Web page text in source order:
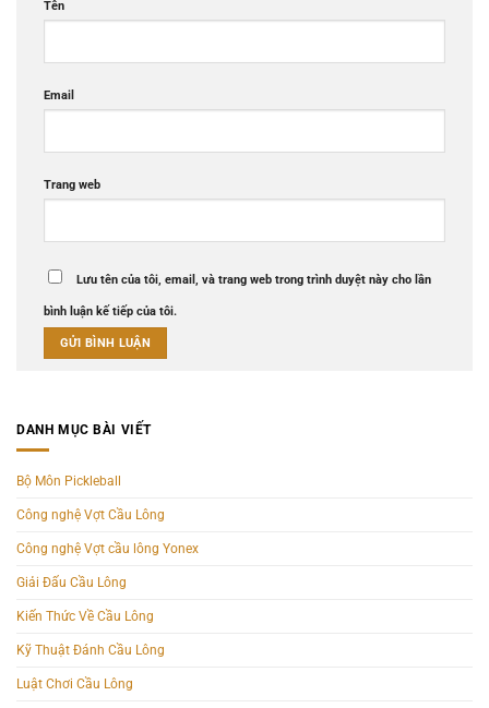
Tên
Email
Trang web
Lưu tên của tôi, email, và trang web trong trình duyệt này cho lần
bình luận kế tiếp của tôi.
DANH MỤC BÀI VIẾT
Bộ Môn Pickleball
Công nghệ Vợt Cầu Lông
Công nghệ Vợt cầu lông Yonex
Giải Đấu Cầu Lông
Kiến Thức Về Cầu Lông
Kỹ Thuật Đánh Cầu Lông
Luật Chơi Cầu Lông